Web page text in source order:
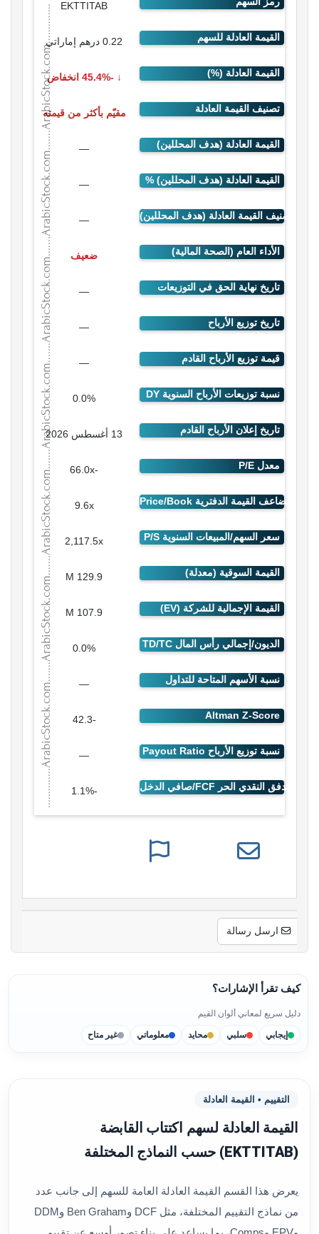
EKTTITAB
0.22 درهم إماراتي
-45.4% انخفاض
مقيّم بأكثر من قيمته
—
—
—
ضعيف
—
—
—
0.0%
13 أغسطس 2026
-66.0x
9.6x
2,117.5x
129.9 M
107.9 M
0.0%
—
-42.3
—
-1.1%
ارسل رسالة
كيف تقرأ الإشارات؟
دليل سريع لمعاني ألوان القيم
إيجابي سلبي محايد معلوماتي غير متاح
التقييم • القيمة العادلة
القيمة العادلة لسهم اكتتاب القابضة
(EKTTITAB) حسب النماذج المختلفة
يعرض هذا القسم القيمة العادلة العامة للسهم إلى جانب عدد
من نماذج التقييم المختلفة، مثل DCF وBen Graham وDDM